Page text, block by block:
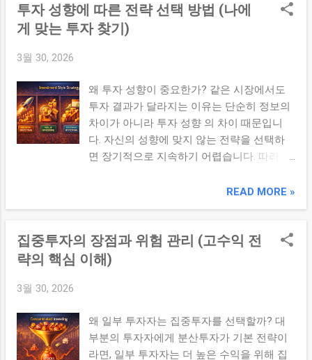
방식 흐름 기반 가격 예측 난이도 중간 높음 ...
격이 낮을 때 매수하고 높을 때 매도하려는
전략입니다. 저점 매수 고점 매도 이를 통해
의 어려움 시장은 수많은 변수에 의해 움직이
기 때문에 정확한 예측이 거의 불가능합니다.
② 감정 개입 공포와 탐욕이 투자 판단을 흐
릴 수 있습니다. ③ 기회 손실 시장에 참여하
지 못하는 동안 상승 기회를 놓칠 수 있습니
이밍 장기 투자 기준 가격 가치 난이도 매우
높음 상대적으로 낮음 성공 확률 낮음 높음 5.
투자 성향에 따른 전략 선택 방법 (나에
게 맞는 투자 찾기)
3월 30, 2026
왜 투자 성향이 중요한가? 같은 시장에서도
투자 결과가 달라지는 이유는 단순히 정보의
차이가 아니라 투자 성향 의 차이 때문입니
다. 자신의 성향에 맞지 않는 전략을 선택하
면 장기적으로 지속하기 어렵습니다. 따라서
찾는 것입니다. ✔ 핵심 요약 투자 성향에 맞
는 전략을 선택해야 지속 가능한 투자와 안정
기본 유형 ① 안정형 투자자 리스크 회피 성
향 안정적인 수익 선호 ② 중립형 투자자 위
자 중심 ② 중립형 전략 성장 + 안정 혼합 균
형 포트폴리오 ③ 공격형 전략 성장주 중심
투자 집중 투자 활용 3. 투자 성향별 비교 항
READ MORE »
집중투자의 장점과 위험 관리 (고수익 전
략의 핵심 이해)
3월 30, 2026
왜 일부 투자자는 집중투자를 선택할까? 대
부분의 투자자에게 분산투자가 기본 전략이
라면, 일부 투자자는 더 높은 수익을 위해 집